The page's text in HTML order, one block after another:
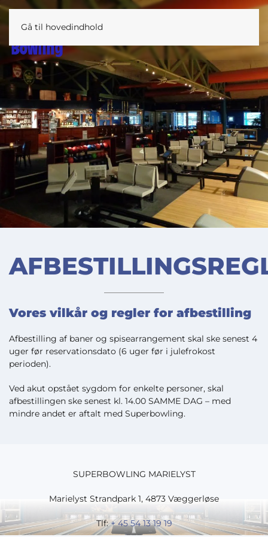
Gå til hovedindhold
Vores vilkår og regler for afbestilling
Afbestilling af baner og spisearrangement skal ske senest 4
uger før reservationsdato (6 uger før i julefrokost
perioden).
Ved akut opstået sygdom for enkelte personer, skal
afbestillingen ske senest kl. 14.00 SAMME DAG – med
mindre andet er aftalt med Superbowling.
SUPERBOWLING MARIELYST
Marielyst Strandpark 1, 4873 Væggerløse
Tlf: + 45 54 13 19 19